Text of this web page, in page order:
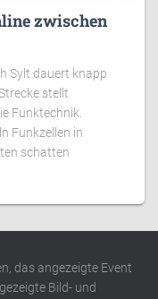
zwischen
Sylt dauert knapp
stellt
Funktechnik.
Funkzellen in
schatten
das angezeigte Event
Bild- und